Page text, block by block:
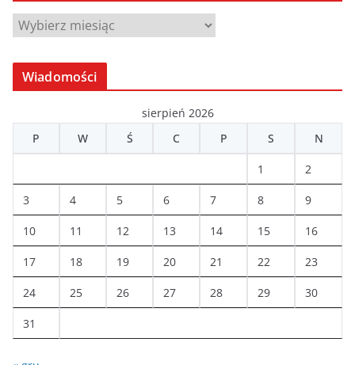
A
c
w
Wiadomości
sierpień 2026
P
W Ś C P S N
1 2
3 4 5 6 7 8 9
10 11 12 13 14 15 16
17 18 19 20 21 22 23
24 25 26 27 28 29 30
31